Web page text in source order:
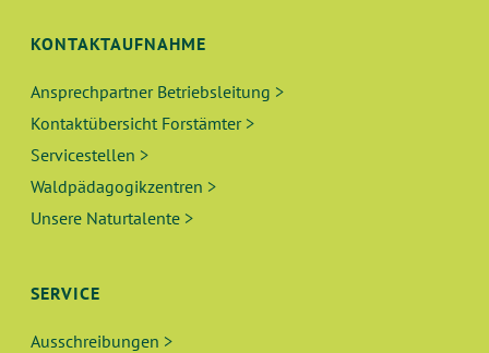
KONTAKTAUFNAHME
Ansprechpartner Betriebsleitung >
Kontaktübersicht Forstämter >
Servicestellen >
Waldpädagogikzentren >
Unsere Naturtalente >
SERVICE
Ausschreibungen >